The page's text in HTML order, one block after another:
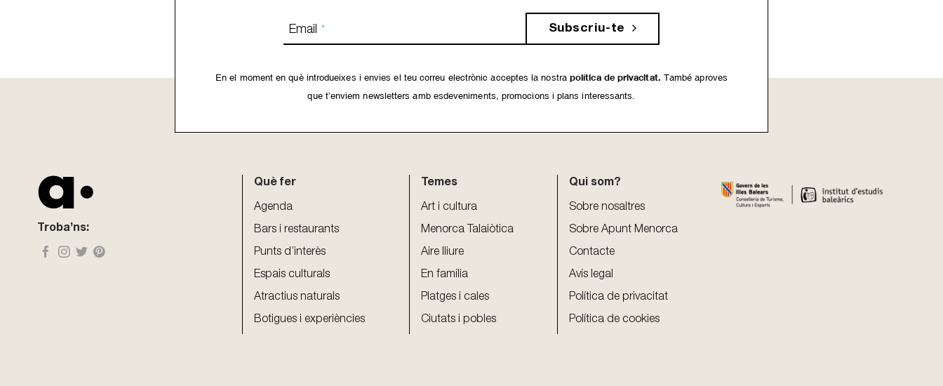
Email * Subscriu-te
En el moment en què introdueixes i envies el teu correu electrònic acceptes la nostra política de privacitat. També aproves
que t’enviem newsletters amb esdeveniments, promocions i plans interessants.
Troba’ns:
Què fer
Agenda
Bars i restaurants
Punts d’interès
Espais culturals
Atractius naturals
Botigues i experiències
Temes
Art i cultura
Menorca Talaiòtica
Aire lliure
En família
Platges i cales
Ciutats i pobles
Qui som?
Sobre nosaltres
Sobre Apunt Menorca
Contacte
Avís legal
Política de privacitat
Política de cookies